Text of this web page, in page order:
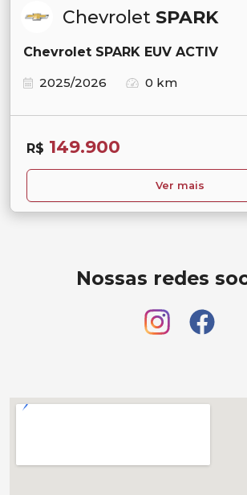
Chevrolet SPARK
Chevrolet SPARK EUV ACTIV
2025/2026
0 km
R$ 149.900
Ver mais
Nossas redes